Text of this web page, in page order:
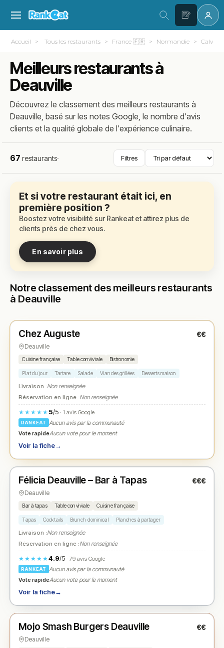
Accueil Tous les restaurants France 🇫🇷 Normandie
Meilleurs restaurants à
Deauville
Découvrez le classement des meilleurs restaurants à
Deauville, basé sur les notes Google, le nombre d'avis
clients et la qualité globale de l'expérience culinaire.
67 restaurants· Filtres
Et si votre restaurant était ici, en
première position ?
Boostez votre visibilité sur Rankeat et attirez plus de
clients près de chez vous.
En savoir plus
Notre classement des meilleurs restaurants
à Deauville
★ N° 1
Chez Auguste €€
Deauville
Cuisine française Table conviviale Bistronomie
Plat du jour Tartare Salade Viandes grillées Desserts maison
Livraison :Non renseignée
Réservation en ligne :Non renseignée
★★★★★ 5/5· 1 avis Google
RANKEAT
Aucun avis par la communauté
Vote rapideAucun vote pour le moment
Voir la fiche→
★ N° 2
Félicia Deauville – Bar à Tapas €€€
Deauville
Bar à tapas Table conviviale Cuisine française
Tapas Cocktails Brunch dominical Planches à partager
Livraison :Non renseignée
Réservation en ligne :Non renseignée
★★★★★4.9/5· 79 avis Google
RANKEAT
Aucun avis par la communauté
Vote rapideAucun vote pour le moment
Voir la fiche→
★ N° 3
Mojo Smash Burgers Deauville €€
Deauville